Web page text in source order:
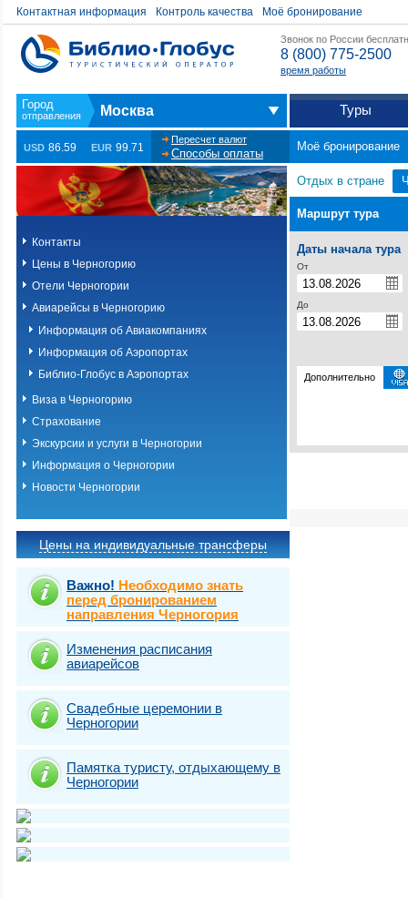
Контактная информация Контроль качества Моё бронирование
Звонок по России
8 (800) 775-2500
время работы
Москва Туры
USD 86.59 EUR 99.71
Пересчет валют
Способы оплаты
Моё бронирование
Контакты
Цены в Черногорию
Отели Черногории
Авиарейсы в Черногорию
Информация об Авиакомпаниях
Информация об Аэропортах
Библио-Глобус в Аэропортах
Виза в Черногорию
Страхование
Экскурсии и услуги в Черногории
Информация о Черногории
Новости Черногории
Цены на индивидуальные трансферы
Важно! Необходимо знать
перед бронированием
направления Черногория
Изменения расписания
авиарейсов
Свадебные церемонии в
Черногории
Памятка туристу, отдыхающему в
Черногории
Отдых в стране
Маршрут тура
Даты начала тура
От
До
Дополнительно